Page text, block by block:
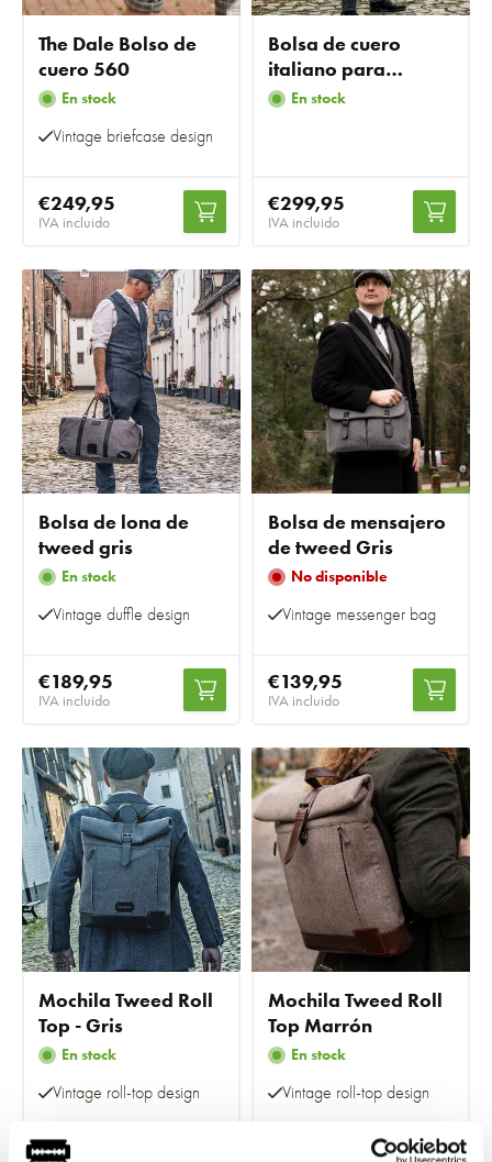
The Dale Bolso de
cuero 560
En stock
Vintage briefcase design
€249,95
IVA incluido
Bolsa de cuero
italiano para
médicos
En stock
€299,95
IVA incluido
Bolsa de lona de
tweed gris
En stock
Vintage duffle design
€189,95
IVA incluido
Bolsa de mensajero
de tweed Gris
No disponible
Vintage messenger bag
€139,95
IVA incluido
Mochila Tweed Roll
Top - Gris
En stock
Vintage roll-top design
Mochila Tweed Roll
Top Marrón
En stock
Vintage roll-top design